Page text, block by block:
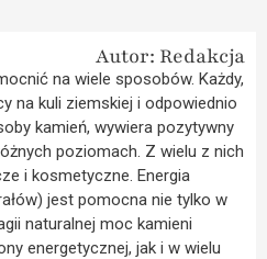
Autor: Redakcja
na wiele sposobów. Każdy,
na kuli ziemskiej i odpowiednio
kamień, wywiera pozytywny
poziomach. Z wielu z nich
i kosmetyczne. Energia
jest pomocna nie tylko w
naturalnej moc kamieni
energetycznej, jak i w wielu